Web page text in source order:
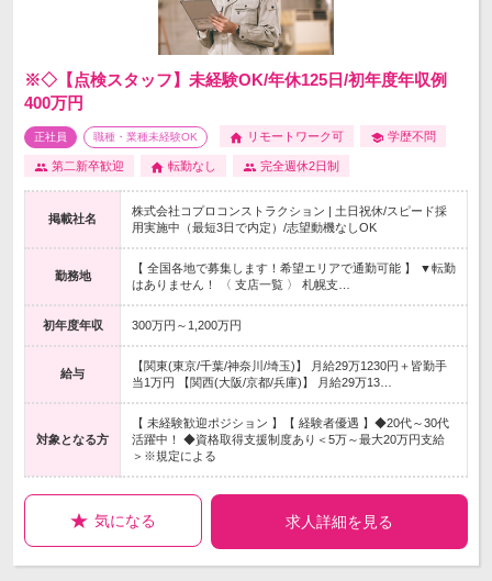
※◇【点検スタッフ】未経験OK/年休125日/初年度年収例
400万円
正社員 職種・業種未経験OK リモートワーク可 学歴不問
第二新卒歓迎 転勤なし 完全週休2日制
掲載社名
株式会社コプロコンストラクション | 土日祝休/スピード採
用実施中（最短3日で内定）/志望動機なしOK
勤務地
【 全国各地で募集します！希望エリアで通勤可能 】 ▼転勤
はありません！ 〈 支店一覧 〉 札幌支…
初年度年収 300万円～1,200万円
給与
【関東(東京/千葉/神奈川/埼玉)】 月給29万1230円＋皆勤手
当1万円 【関西(大阪/京都/兵庫)】 月給29万13…
対象となる方
【 未経験歓迎ポジション 】【 経験者優遇 】◆20代～30代
活躍中！ ◆資格取得支援制度あり＜5万～最大20万円支給
＞※規定による
気になる 求人詳細を見る